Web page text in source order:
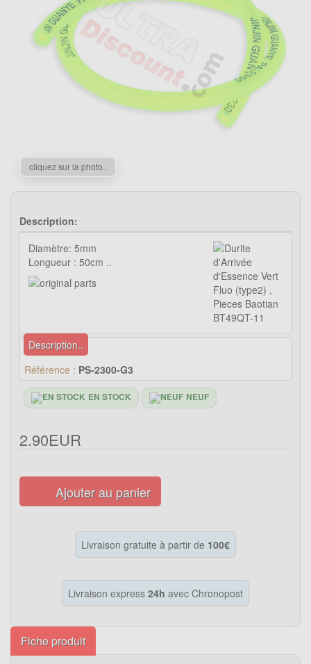
cliquez sur la photo..
Description:
Diamètre: 5mm
Longueur : 50cm ..
Description..
Référence : PS-2300-G3
EN STOCK NEUF
2.90EUR
Ajouter au panier
Livraison gratuite à partir de 100€
Livraison express 24h avec Chronopost
Fiche produit